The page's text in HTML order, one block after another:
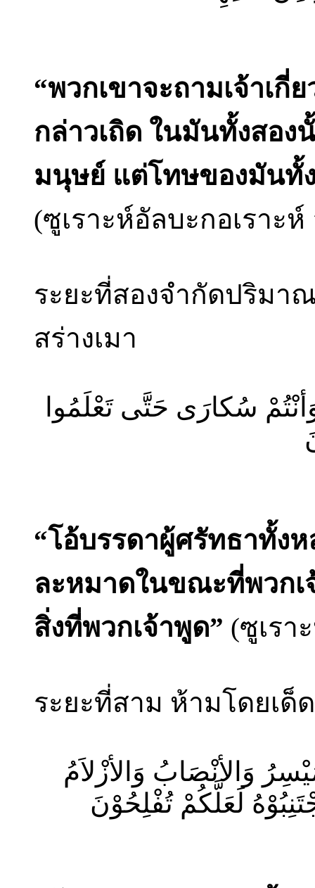
“พวกเขาจะถามเจ้าเกี่
กล่าวเถิด ในมันทั้งสอ
มนุษย์ แต่โทษของมันทั้
(ซูเราะห์อัลบะกอเราะ
ระยะที่สองจำกัดปริมา
สร่างเมา
وَأنْتُمْ سُكارَى حَتَّى تَعْلَمُوا
“โอ้บรรดาผู้ศรัทธาทั้งห
ละหมาดในขณะที่พวกเ
สิ่งที่พวกเจ้าพูด” (ซูเรา
ระยะที่สาม ห้ามโดยเด็
وَالأنْصَابُ وَالأزْلاَمُ
لَعَلَّكُمْ تُفْلِحُوْنَ